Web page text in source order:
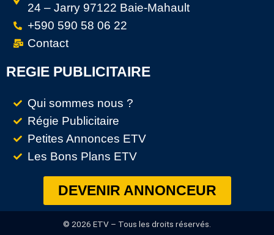
24 – Jarry 97122 Baie-Mahault
+590 590 58 06 22
Contact
REGIE PUBLICITAIRE
Qui sommes nous ?
Régie Publicitaire
Petites Annonces ETV
Les Bons Plans ETV
DEVENIR ANNONCEUR
© 2026 ETV – Tous les droits réservés.